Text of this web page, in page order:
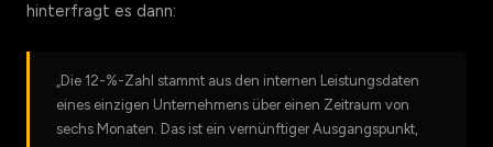
hinterfragt es dann:
„Die 12-%-Zahl stammt aus den internen Leistungsdaten
eines einzigen Unternehmens über einen Zeitraum von
sechs Monaten. Das ist ein vernünftiger Ausgangspunkt,